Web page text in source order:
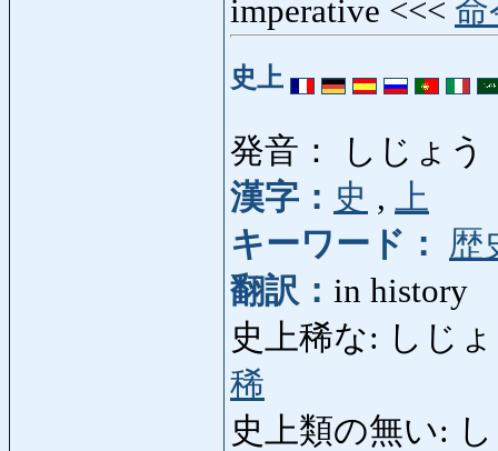
imperative <<< 命
史上
発音： しじょう
漢字： 史 ,
上
キーワード：
歴
翻訳： in history
史上稀な: しじ
稀
史上類の無い: